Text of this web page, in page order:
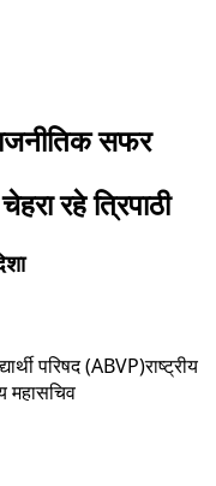
सफर
रहे त्रिपाठी
परिषद (ABVP)राष्ट्रीय
महासचिव